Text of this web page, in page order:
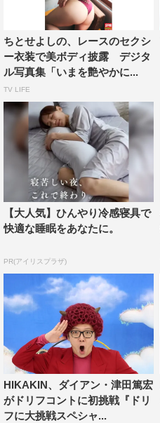
ちとせよしの、レースのセクシ
ー衣装で美ボディ披露 デジタ
ル写真集「いまを艶やかに...
TV LIFE
【大人気】ひんやり冷感寝具で
快適な睡眠をあなたに。
PR(アイリスプラザ)
HIKAKIN、ダイアン・津田篤宏
がドリフコントに初挑戦『ドリ
フに大挑戦スペシャ...